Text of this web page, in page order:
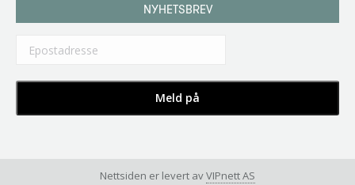
NYHETSBREV
Nettsiden er levert avVIPnett AS